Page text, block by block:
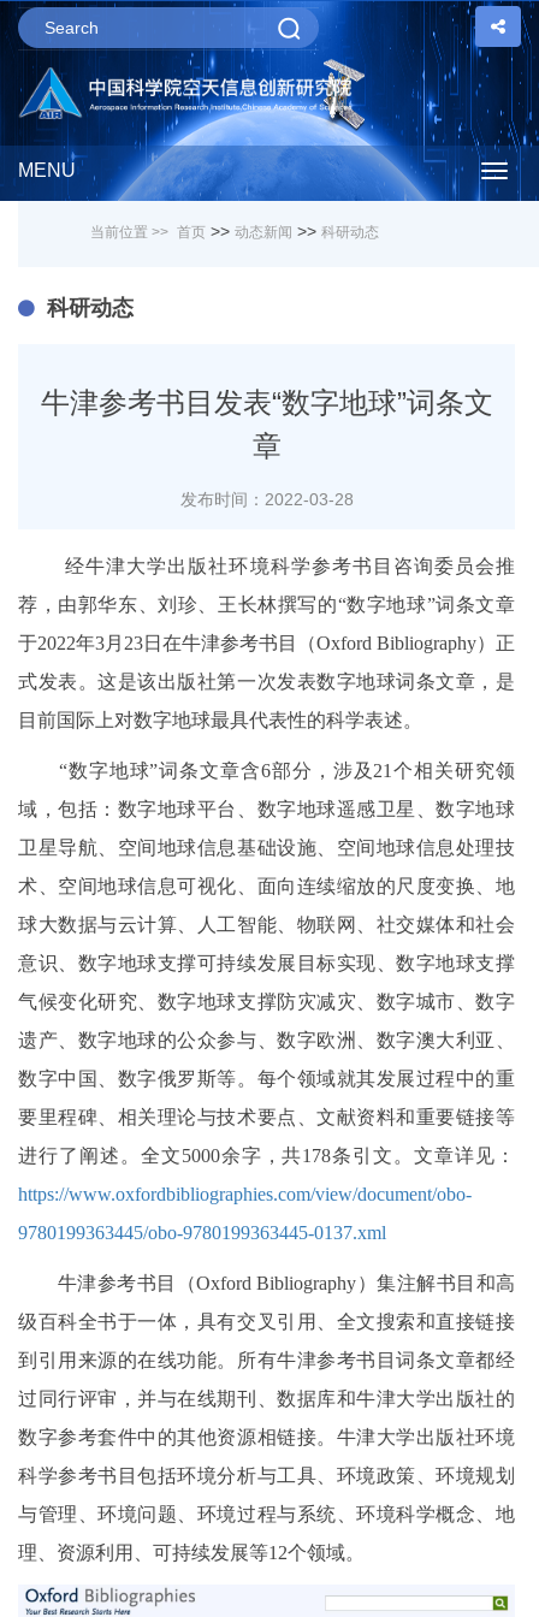
MENU
当前位置 >> 首页 >> 动态新闻 >> 科研动态
科研动态
牛津参考书目发表“数字地球”词条文
章
发布时间：2022-03-28
经牛津大学出版社环境科学参考书目咨询委员会推
荐，由郭华东、刘珍、王长林撰写的“数字地球”词条文章
于2022年3月23日在牛津参考书目（Oxford Bibliography）正
式发表。这是该出版社第一次发表数字地球词条文章，是
目前国际上对数字地球最具代表性的科学表述。
“数字地球”词条文章含6部分，涉及21个相关研究领
域，包括：数字地球平台、数字地球遥感卫星、数字地球
卫星导航、空间地球信息基础设施、空间地球信息处理技
术、空间地球信息可视化、面向连续缩放的尺度变换、地
球大数据与云计算、人工智能、物联网、社交媒体和社会
意识、数字地球支撑可持续发展目标实现、数字地球支撑
气候变化研究、数字地球支撑防灾减灾、数字城市、数字
遗产、数字地球的公众参与、数字欧洲、数字澳大利亚、
数字中国、数字俄罗斯等。每个领域就其发展过程中的重
要里程碑、相关理论与技术要点、文献资料和重要链接等
进行了阐述。全文5000余字，共178条引文。文章详见：
https://www.oxfordbibliographies.com/view/document/obo-
9780199363445/obo-9780199363445-0137.xml
牛津参考书目（Oxford Bibliography）集注解书目和高
级百科全书于一体，具有交叉引用、全文搜索和直接链接
到引用来源的在线功能。所有牛津参考书目词条文章都经
过同行评审，并与在线期刊、数据库和牛津大学出版社的
数字参考套件中的其他资源相链接。牛津大学出版社环境
科学参考书目包括环境分析与工具、环境政策、环境规划
与管理、环境问题、环境过程与系统、环境科学概念、地
理、资源利用、可持续发展等12个领域。